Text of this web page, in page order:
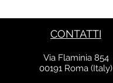
CONTATTI
Via Flaminia 854
00191 Roma (Italy)